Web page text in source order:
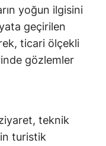
yoğun ilgisini
geçirilen
ticari ölçekli
gözlemler
teknik
turistik